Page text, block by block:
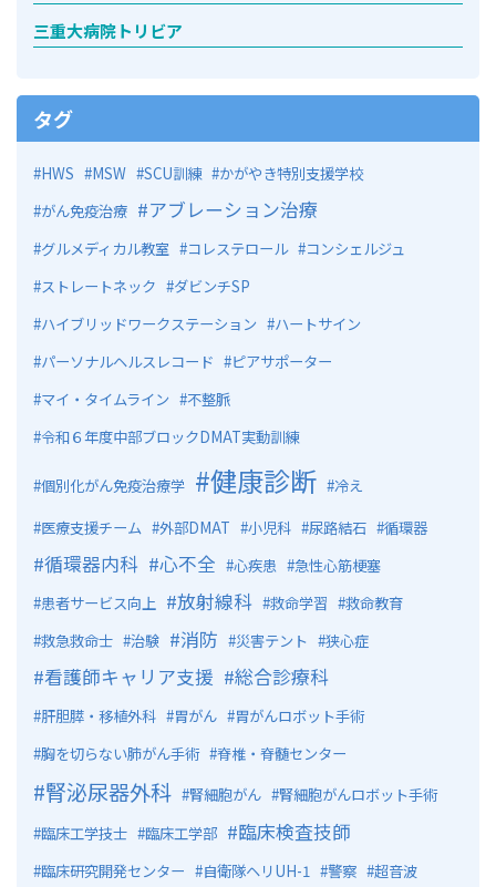
三重大病院トリビア
タグ
HWS MSW SCU訓練
かがやき特別支援学校
がん免疫治療
アブレーション治療
グルメディカル教室 コレステロール
コンシェルジュ
ストレートネック
ダビンチSP
ハイブリッドワークステーション
ハートサイン
パーソナルヘルスレコード
ピアサポーター
マイ・タイムライン
不整脈
令和６年度中部ブロックDMAT実動訓練
個別化がん免疫治療学 健康診断
冷え
医療支援チーム
外部DMAT 小児科 尿路結石 循環器
循環器内科 心不全 心疾患
急性心筋梗塞
患者サービス向上
放射線科 救命学習
救命教育
救急救命士
治験 消防 災害テント 狭心症
看護師キャリア支援 総合診療科
肝胆膵・移植外科 胃がん
胃がんロボット手術
胸を切らない肺がん手術
脊椎・脊髄センター
腎泌尿器外科 腎細胞がん
腎細胞がんロボット手術
臨床工学技士
臨床工学部 臨床検査技師
臨床研究開発センター 自衛隊ヘリUH-1 警察 超音波